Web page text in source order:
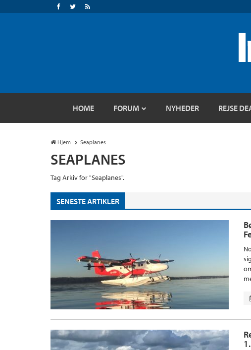
HOME FORUM NYHEDER REJSE
Hjem Seaplanes
SEAPLANES
Tag Arkiv for "Seaplanes".
SENESTE ARTIKLER